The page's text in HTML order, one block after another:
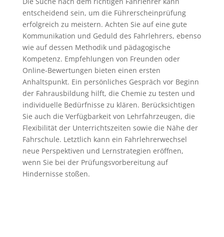
entscheidend sein, um die Führerscheinprüfung
erfolgreich zu meistern. Achten Sie auf eine gute
Kommunikation und Geduld des Fahrlehrers, ebenso
wie auf dessen Methodik und pädagogische
Kompetenz. Empfehlungen von Freunden oder
Online-Bewertungen bieten einen ersten
Anhaltspunkt. Ein persönliches Gespräch vor Beginn
der Fahrausbildung hilft, die Chemie zu testen und
individuelle Bedürfnisse zu klären. Berücksichtigen
Sie auch die Verfügbarkeit von Lehrfahrzeugen, die
Flexibilität der Unterrichtszeiten sowie die Nähe der
Fahrschule. Letztlich kann ein Fahrlehrerwechsel
neue Perspektiven und Lernstrategien eröffnen,
wenn Sie bei der Prüfungsvorbereitung auf
Hindernisse stoßen.